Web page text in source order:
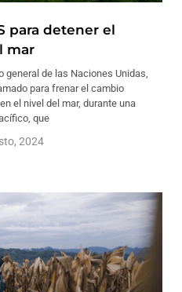
para detener el
mar
general de las Naciones Unidas,
para frenar el cambio
el nivel del mar, durante una
que
2024